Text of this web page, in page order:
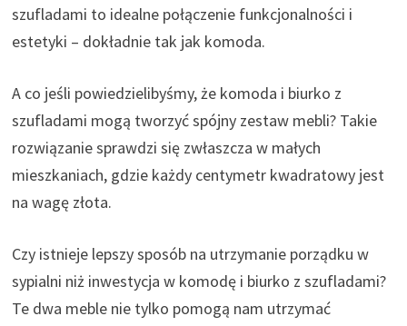
szufladami to idealne połączenie funkcjonalności i
estetyki – dokładnie tak jak komoda.
A co jeśli powiedzielibyśmy, że komoda i biurko z
szufladami mogą tworzyć spójny zestaw mebli? Takie
rozwiązanie sprawdzi się zwłaszcza w małych
mieszkaniach, gdzie każdy centymetr kwadratowy jest
na wagę złota.
Czy istnieje lepszy sposób na utrzymanie porządku w
sypialni niż inwestycja w komodę i biurko z szufladami?
Te dwa meble nie tylko pomogą nam utrzymać